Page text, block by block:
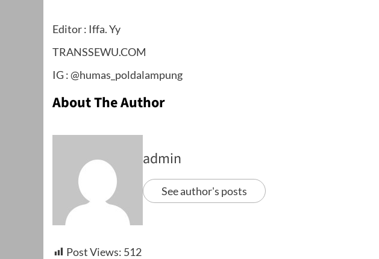
Editor : Iffa. Yy
TRANSSEWU.COM
IG : @humas_poldalampung
About The Author
admin
See author's posts
Post Views: 512